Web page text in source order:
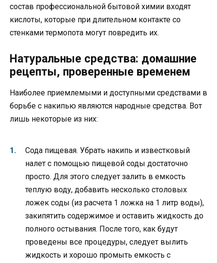
состав профессиональной бытовой химии входят
кислоты, которые при длительном контакте со
стенками термопота могут повредить их.
Натуральные средства: домашние
рецепты, проверенные временем
Наиболее приемлемыми и доступными средствами в
борьбе с накипью являются народные средства. Вот
лишь некоторые из них:
Сода пищевая. Убрать накипь и известковый
налет с помощью пищевой соды достаточно
просто. Для этого следует залить в емкость
теплую воду, добавить несколько столовых
ложек соды (из расчета 1 ложка на 1 литр воды),
закипятить содержимое и оставить жидкость до
полного остывания. После того, как будут
проведены все процедуры, следует вылить
жидкость и хорошо промыть емкость с